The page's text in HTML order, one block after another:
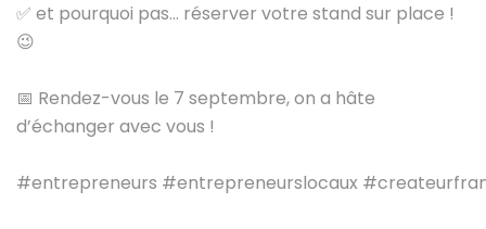
✅ et pourquoi pas... réserver votre stand sur place !
😉
📅 Rendez-vous le 7 septembre, on a hâte
d’échanger avec vous !
#entrepreneurs #entrepreneurslocaux